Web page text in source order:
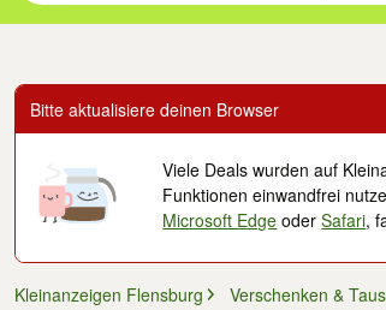
Bitte aktualisiere deinen Browser
Viele Deals wurden auf
Funktionen einwandfrei
Microsoft Edge oderSafari,
Kleinanzeigen Flensburg Verschenken &